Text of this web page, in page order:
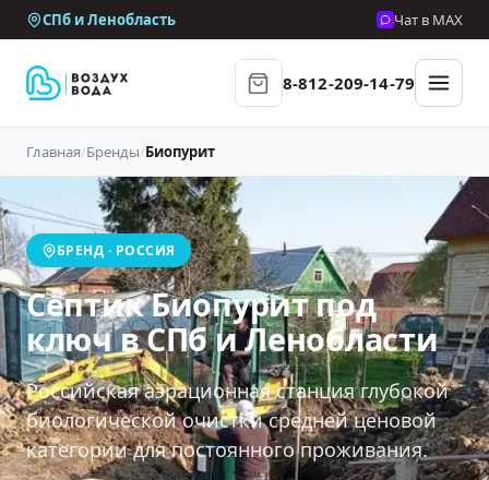
СПб и Ленобласть Чат в MAX
8-812-209-14-79
Главная/Бренды/Биопурит
БРЕНД · РОССИЯ
Септик Биопурит под
ключ в СПб и Ленобласти
Российская аэрационная станция глубокой
биологической очистки средней ценовой
категории для постоянного проживания.